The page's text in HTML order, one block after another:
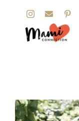
springen